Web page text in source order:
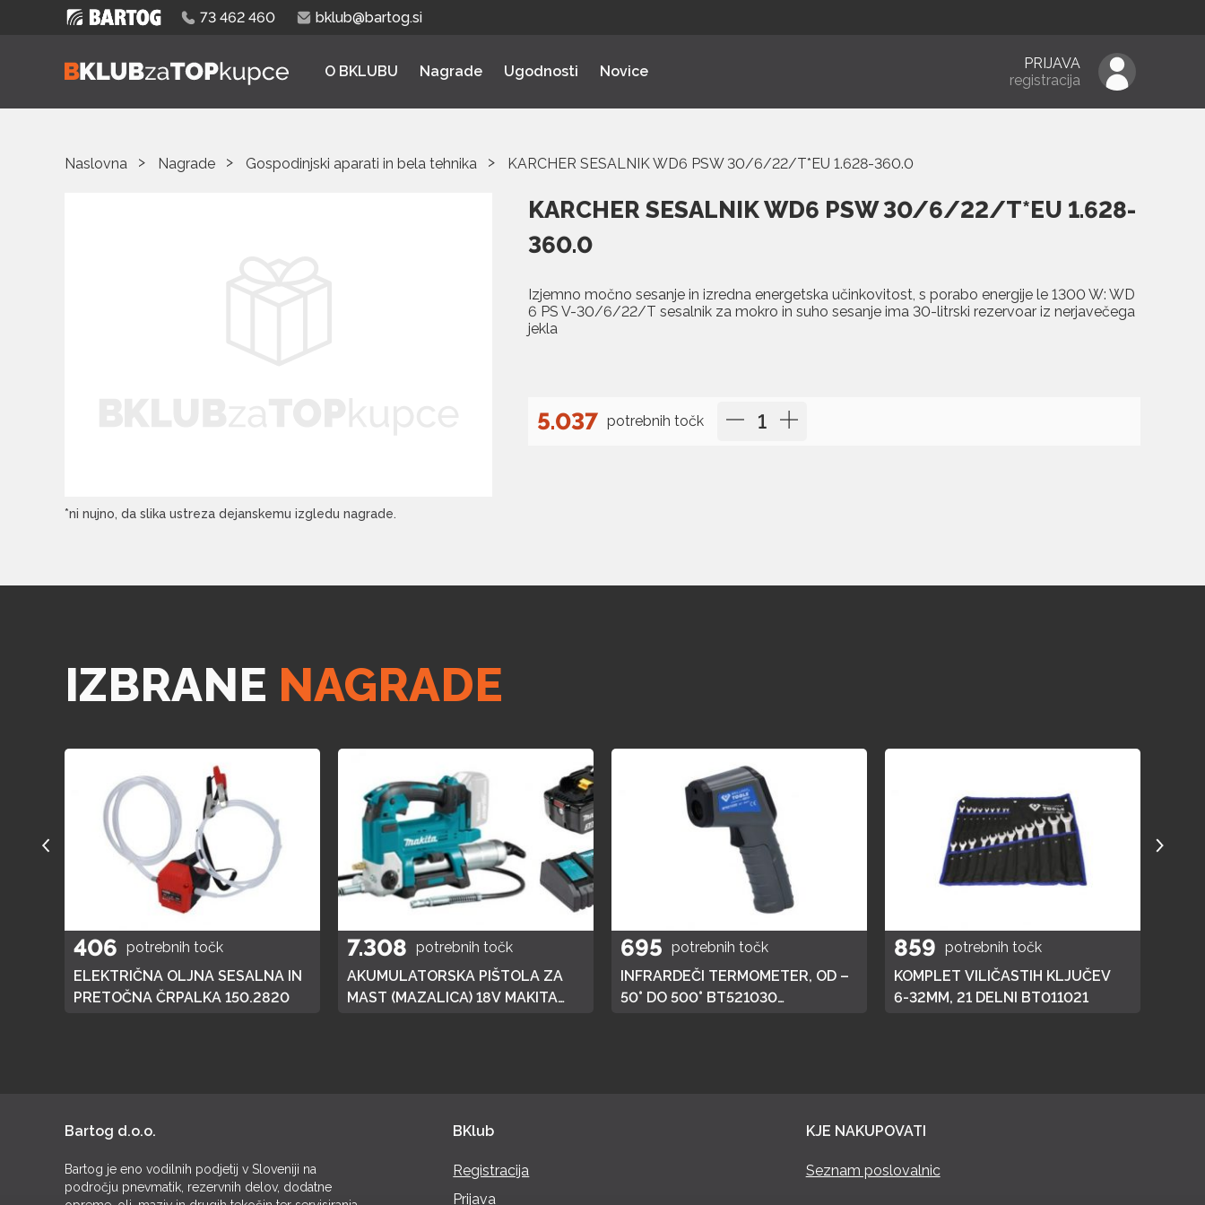
73 462 460 bklub@bartog.si
O BKLUBU Nagrade Ugodnosti Novice
PRIJAVA
registracija
Naslovna Nagrade Gospodinjski aparati in bela tehnika KARCHER SESALNIK WD6 PSW 30/6/22/T*EU 1.628-360.0
*ni nujno, da slika ustreza dejanskemu izgledu nagrade.
KARCHER SESALNIK WD6 PSW 30/6/22/T*EU 1.628-
360.0
Izjemno močno sesanje in izredna energetska učinkovitost, s porabo energije le 1300 W: WD
6 PS V-30/6/22/T sesalnik za mokro in suho sesanje ima 30-litrski rezervoar iz nerjavečega
jekla
5.037 potrebnih točk
IZBRANE NAGRADE
406 potrebnih točk
ELEKTRIČNA OLJNA SESALNA IN
PRETOČNA ČRPALKA 150.2820
7.308 potrebnih točk
AKUMULATORSKA PIŠTOLA ZA
MAST (MAZALICA) 18V MAKITA
695 potrebnih točk
INFRARDEČI TERMOMETER, OD –
50° DO 500° BT521030
859 potrebnih točk
KOMPLET VILIČASTIH KLJUČEV
6-32MM, 21 DELNI BT011021
Bartog d.o.o.
Bartog je eno vodilnih podjetij v Sloveniji na
področju pnevmatik, rezervnih delov, dodatne
BKlub
Registracija
Prijava
KJE NAKUPOVATI
Seznam poslovalnic